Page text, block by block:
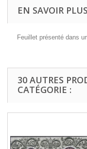
EN SAVOIR PLUS
Feuillet présenté dans
30 AUTRES
CATÉGORIE :